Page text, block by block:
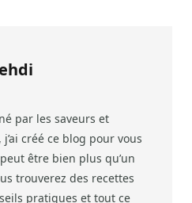
par les saveurs et
créé ce blog pour vous
être bien plus qu’un
trouverez des recettes
pratiques et tout ce